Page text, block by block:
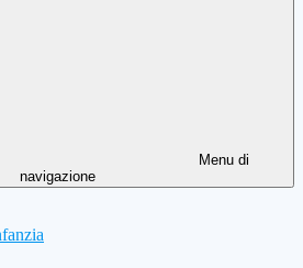
Menu di
navigazione